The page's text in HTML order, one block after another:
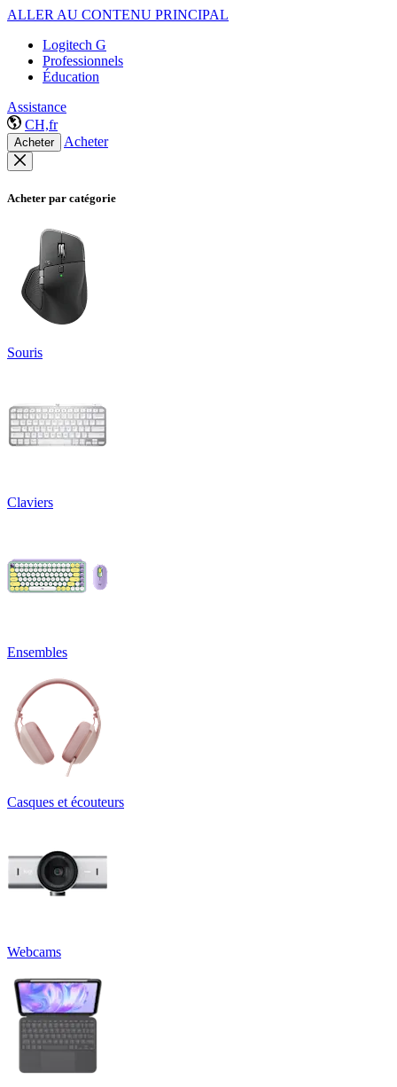
ALLER AU CONTENU PRINCIPAL
Logitech G
Professionnels
Éducation
Assistance
CH,fr
Acheter Acheter
Acheter par catégorie
Souris
Claviers
Ensembles
Casques et écouteurs
Webcams